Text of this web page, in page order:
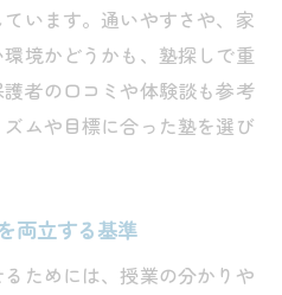
います。通いやすさや、家
境かどうかも、塾探しで重
者の口コミや体験談も参考
ムや目標に合った塾を選び
両立する基準
ためには、授業の分かりや